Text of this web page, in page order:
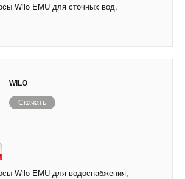
Wilo EMU для сточных вод.
WILO
Скачать
Wilo EMU для водоснабжения,